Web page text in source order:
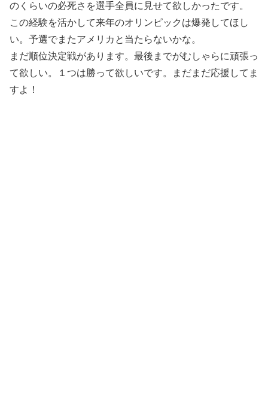
のくらいの必死さを選手全員に見せて欲しかったです。
この経験を活かして来年のオリンピックは爆発してほし
い。予選でまたアメリカと当たらないかな。
まだ順位決定戦があります。最後までがむしゃらに頑張っ
て欲しい。１つは勝って欲しいです。まだまだ応援してま
すよ！